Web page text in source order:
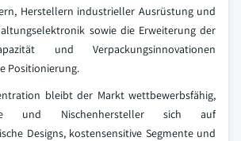
Herstellern industrieller Ausrüstung und
sowie die Erweiterung der
und Verpackungsinnovationen
Positionierung.
bleibt der Markt wettbewerbsfähig,
und Nischenhersteller sich auf
Designs, kostensensitive Segmente und